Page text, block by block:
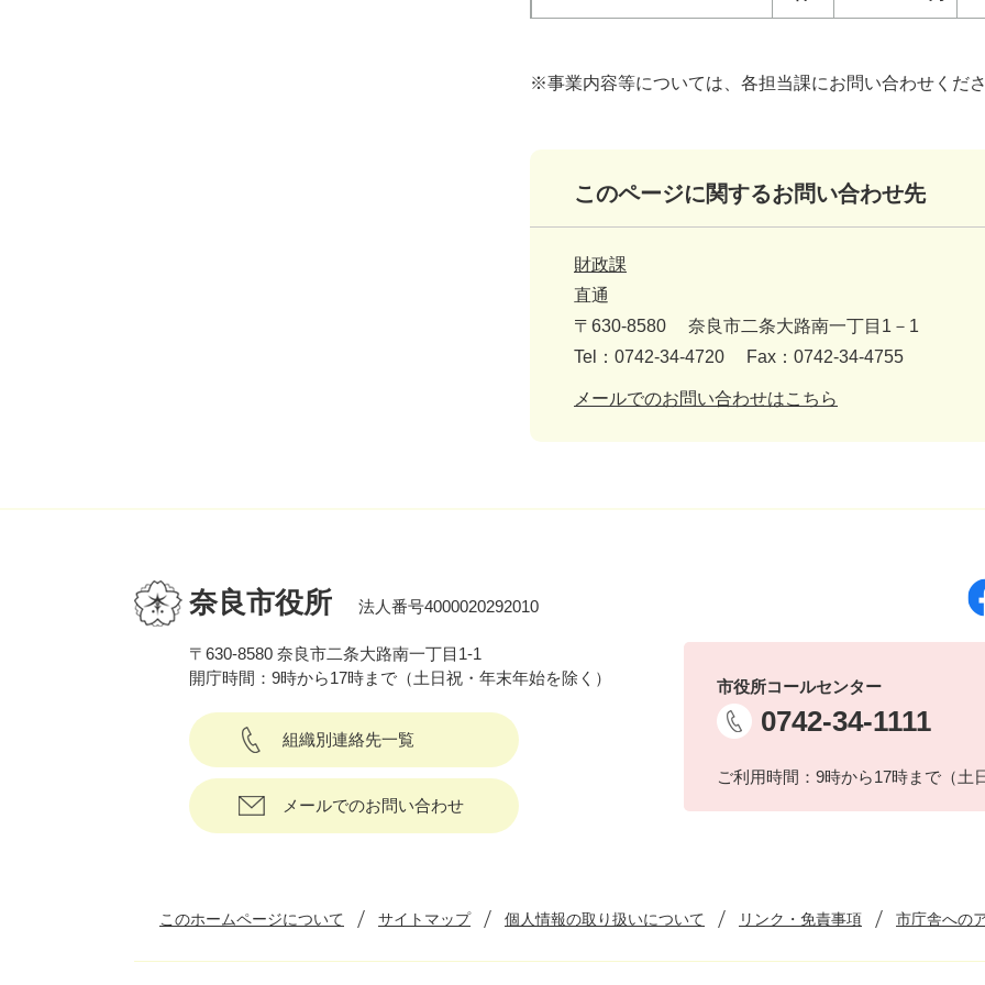
※事業内容等については、各担当課にお問い合わせくだ
このページに関するお問い合わせ先
財政課
直通
〒630-8580
奈良市二条大路南一丁目1－1
Tel：0742-34-4720
Fax：0742-34-4755
メールでのお問い合わせはこちら
奈良市役所 法人番号4000020292010
〒630-8580 奈良市二条大路南一丁目1-1
開庁時間：9時から17時まで（土日祝・年末年始を除く）
組織別連絡先一覧
メールでのお問い合わせ
市役所コールセンター
0742-34-1111
ご利用時間：9時から17時まで（土
このホームページについて サイトマップ 個人情報の取り扱いについて リンク・免責事項 市庁舎への